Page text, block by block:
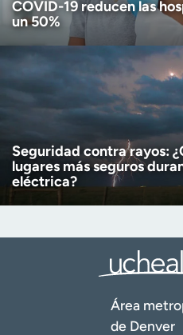
COVID-19 reducen las
un 50%
Seguridad contra rayos:
lugares más seguros
eléctrica?
Área
de Denver